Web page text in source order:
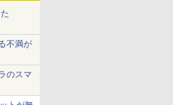
不満が
のスマ